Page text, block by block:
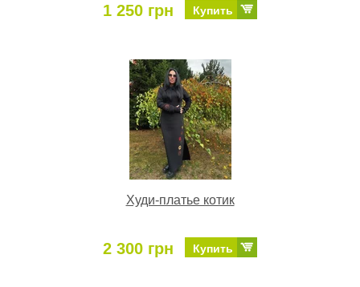
1 250 грн Купить
Худи-платье котик
2 300 грн Купить